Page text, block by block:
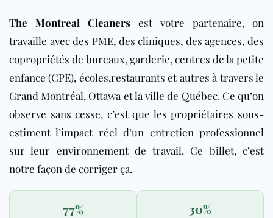
The Montreal Cleaners est votre partenaire, on
travaille avec des PME, des cliniques, des agences, des
copropriétés de bureaux, garderie, centres de la petite
enfance (CPE), écoles,restaurants et autres à travers le
Grand Montréal, Ottawa et la ville de Québec. Ce qu’on
observe sans cesse, c’est que les propriétaires sous-
estiment l’impact réel d’un entretien professionnel
sur leur environnement de travail. Ce billet, c’est
notre façon de corriger ça.
77% 30%